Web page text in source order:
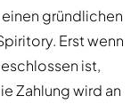
gründlichen
Erst wenn
ist,
Zahlung wird an